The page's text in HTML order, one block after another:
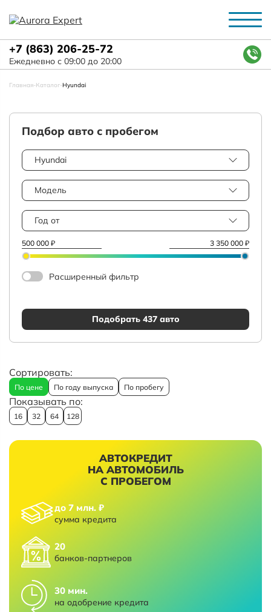
+7 (863) 206-25-72
Ежедневно с 09:00 до 20:00
Главная-Каталог-Hyundai
Подбор авто с пробегом
Hyundai
Модель
Год от
Расширенный фильтр
Подобрать 437 авто
Сортировать:
По цене По году выпуска По пробегу
Показывать по:
16 32 64 128
АВТОКРЕДИТ
НА АВТОМОБИЛЬ
С ПРОБЕГОМ
до 7 млн. ₽
сумма кредита
20
банков-партнеров
30 мин.
на одобрение кредита